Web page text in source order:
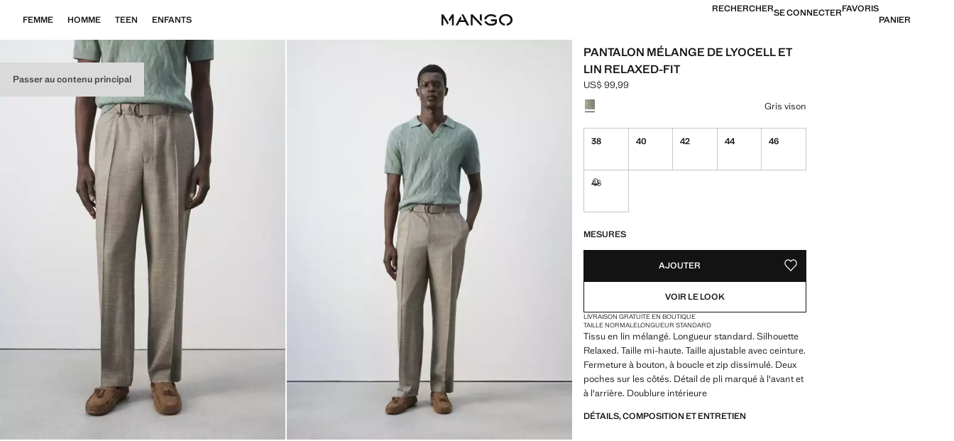
Passer au contenu principal
FEMME HOMME TEEN ENFANTS
RECHERCHERSE CONNECTERFAVORIS
PANIER
PANTALON MÉLANGE DE LYOCELL ET
LIN RELAXED-FIT
Prix actuel [US$ 99,99 ]
US$ 99,99
Choisissez une couleur
Gris vison
38 40 42 44 46
48
MESURES
AJOUTER AJOUTER AUX FAVORIS
VOIR LE LOOK
LIVRAISON GRATUITE EN BOUTIQUE
TAILLE NORMALELONGUEUR STANDARD
Tissu en lin mélangé. Longueur standard. Silhouette
Relaxed. Taille mi-haute. Taille ajustable avec ceinture.
Fermeture à bouton, à boucle et zip dissimulé. Deux
poches sur les côtés. Détail de pli marqué à l'avant et
à l'arrière. Doublure intérieure
DÉTAILS, COMPOSITION ET ENTRETIEN